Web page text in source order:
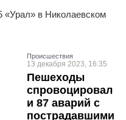
«Урал» в Николаевском
Проиcшествия
13 декабря 2023, 16:35
Пешеходы
спровоцировал
и 87 аварий с
пострадавшими